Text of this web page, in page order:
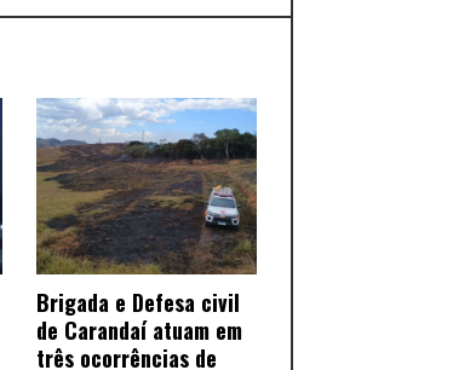
Brigada e Defesa civil
de Carandaí atuam em
três ocorrências de